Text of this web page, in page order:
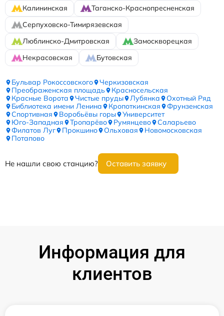
Калининская
Таганско-Краснопресненская
Серпуховско-Тимирязевская
Люблинско-Дмитровская
Замоскворецкая
Некрасовская
Бутовская
Бульвар Рокоссовского
Черкизовская
Преображенская площадь
Красносельская
Красные Ворота
Чистые пруды Лубянка
Охотный Ряд
Библиотека имени Ленина
Кропоткинская
Фрунзенская
Спортивная
Воробьёвы горы
Университет
Юго-Западная
Тропарёво Румянцево
Саларьево
Филатов Луг
Прокшино Ольховая
Новомосковская
Потапово
Не нашли свою станцию? Оставить заявку
Информация для
клиентов